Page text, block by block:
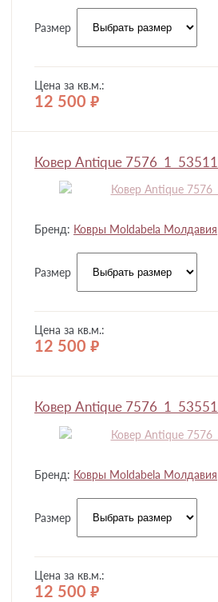
Размер
Цена за кв.м.:
12 500 руб.
Ковер Antique 7576_1_53511
Бренд: Ковры Moldabela Молдавия
Размер
Цена за кв.м.:
12 500 руб.
Ковер Antique 7576_1_53551
Бренд: Ковры Moldabela Молдавия
Размер
Цена за кв.м.:
12 500 руб.